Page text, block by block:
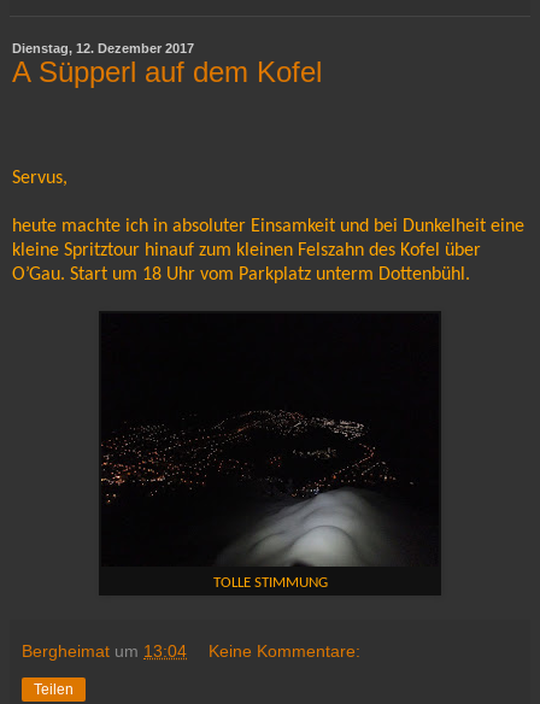
Dienstag, 12. Dezember 2017
A Süpperl auf dem Kofel
Servus,
heute machte ich in absoluter Einsamkeit und bei Dunkelheit eine
kleine Spritztour hinauf zum kleinen Felszahn des Kofel über
O’Gau. Start um 18 Uhr vom Parkplatz unterm Dottenbühl.
TOLLE STIMMUNG
Bergheimat um 13:04 Keine Kommentare:
Teilen